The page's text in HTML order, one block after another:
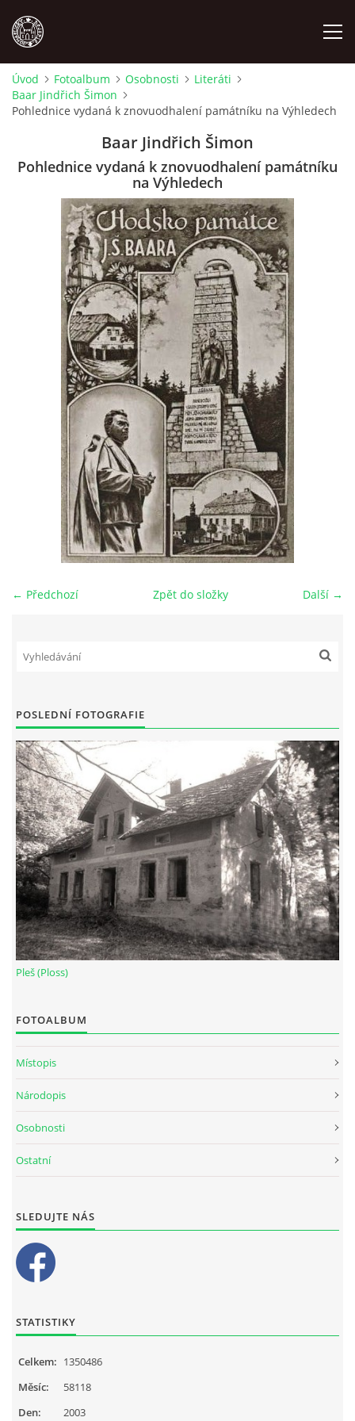
MÍSTOPIS
DŮL NA SLÍDU (NA KOLE)
Kontakt:
tel. 773 916 275
info@domdej.cz
--------------------------------------------------------------
Tento projekt je realizován za finanční podpory
Úvod Fotoalbum Osobnosti
Literáti
Baar Jindřich Šimon
Pohlednice vydaná k znovuodhalení památníku na Výhledech
Baar Jindřich Šimon
Pohlednice vydaná k znovuodhalení památníku
na Výhledech
← Předchozí Další →
Zpět do složky
POSLEDNÍ FOTOGRAFIE
Pleš (Ploss)
FOTOALBUM
Místopis
Národopis
Osobnosti
Ostatní
SLEDUJTE NÁS
STATISTIKY
Celkem: 1350486
Měsíc:
58118
Den:
2003